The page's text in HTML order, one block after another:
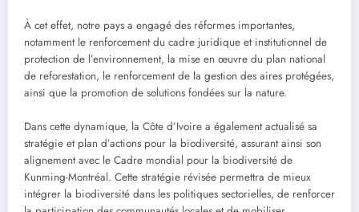
‎À cet effet, notre pays a engagé des réformes importantes,
notamment le renforcement du cadre juridique et institutionnel de
protection de l’environnement, la mise en œuvre du plan national
de reforestation, le renforcement de la gestion des aires protégées,
ainsi que la promotion de solutions fondées sur la nature.
‎Dans cette dynamique, la Côte d’Ivoire a également actualisé sa
stratégie et plan d’actions pour la biodiversité, assurant ainsi son
alignement avec le Cadre mondial pour la biodiversité de
Kunming-Montréal. Cette stratégie révisée permettra de mieux
intégrer la biodiversité dans les politiques sectorielles, de renforcer